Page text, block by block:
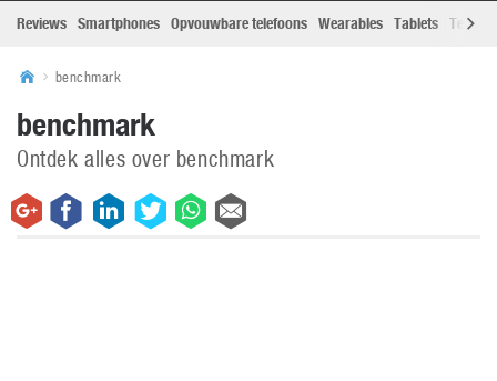
Reviews Smartphones Opvouwbare telefoons Wearables Tablets
benchmark
benchmark
Ontdek alles over benchmark